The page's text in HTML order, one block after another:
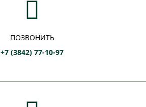
ПОЗВОНИТЬ
+7 (3842) 77-10-97